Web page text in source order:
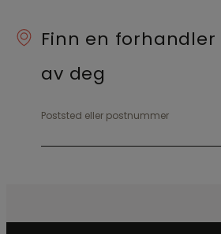
Finn en
av deg
Poststed eller postnummer